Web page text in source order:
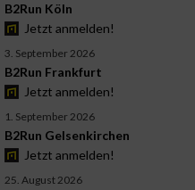
B2Run Köln
Jetzt anmelden!
3. September 2026
B2Run Frankfurt
Jetzt anmelden!
1. September 2026
B2Run Gelsenkirchen
Jetzt anmelden!
25. August 2026